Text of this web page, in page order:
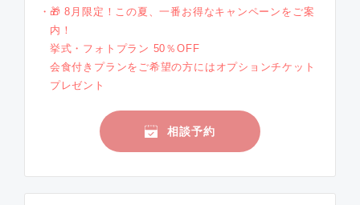
🎁 8月限定！この夏、一番お得なキャンペーンをご案
内！
挙式・フォトプラン 50％OFF
会食付きプランをご希望の方にはオプションチケット
プレゼント
相談予約